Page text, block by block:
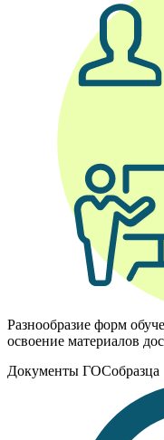
Разнообразие форм
освоение материалов
Документы ГОСобразца